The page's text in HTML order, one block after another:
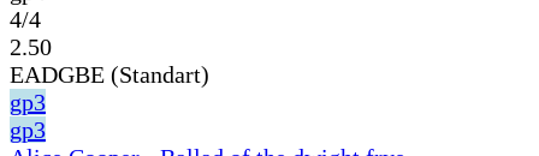
4/4
2.50
EADGBE (Standart)
gp3
gp3